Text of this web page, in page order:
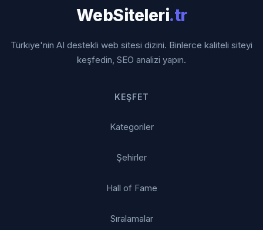
WebSiteleri.tr
Türkiye'nin AI destekli web sitesi dizini. Binlerce kaliteli siteyi
keşfedin, SEO analizi yapın.
KEŞFET
Kategoriler
Şehirler
Hall of Fame
Sıralamalar